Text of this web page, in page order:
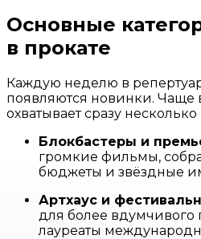
Основные
в прокате
Каждую неделю в
появляются новинки. Чаще
охватывает сразу
Блокбастеры и
громкие фильмы,
бюджеты и звёздные
Артхаус и
для более
лауреаты